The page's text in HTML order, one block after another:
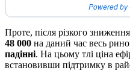
Powered
Проте, після різкого зниження
48 000 на даний час весь
падінні. На цьому тлі ціна
встановивши підтримку в